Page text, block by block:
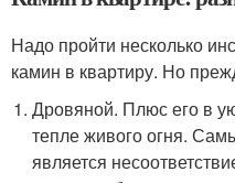
Надо пройти несколько
камин в квартиру. Но
Дровяной. Плюс его в
тепле живого огня.
является